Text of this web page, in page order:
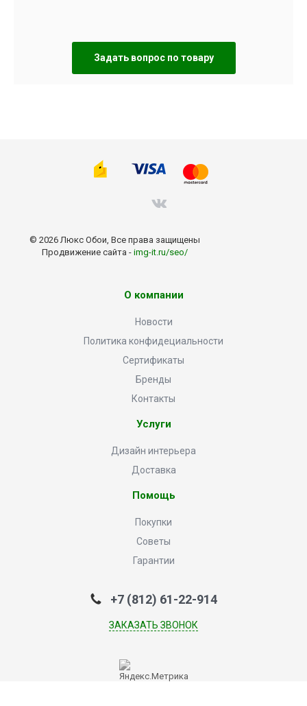
Задать вопрос по товару
© 2026 Люкс Обои, Все права защищены
Продвижение сайта - img-it.ru/seo/
О компании
Новости
Политика конфидециальности
Сертификаты
Бренды
Контакты
Услуги
Дизайн интерьера
Доставка
Помощь
Покупки
Советы
Гарантии
+7 (812) 61-22-914
ЗАКАЗАТЬ ЗВОНОК